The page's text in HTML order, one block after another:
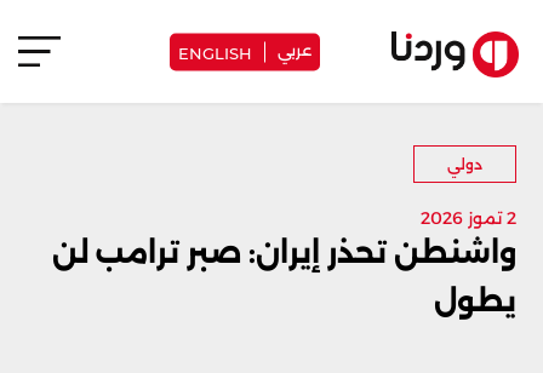
عربي ENGLISH
دولي
2 تموز 2026
واشنطن تحذر إيران: صبر ترامب لن
يطول